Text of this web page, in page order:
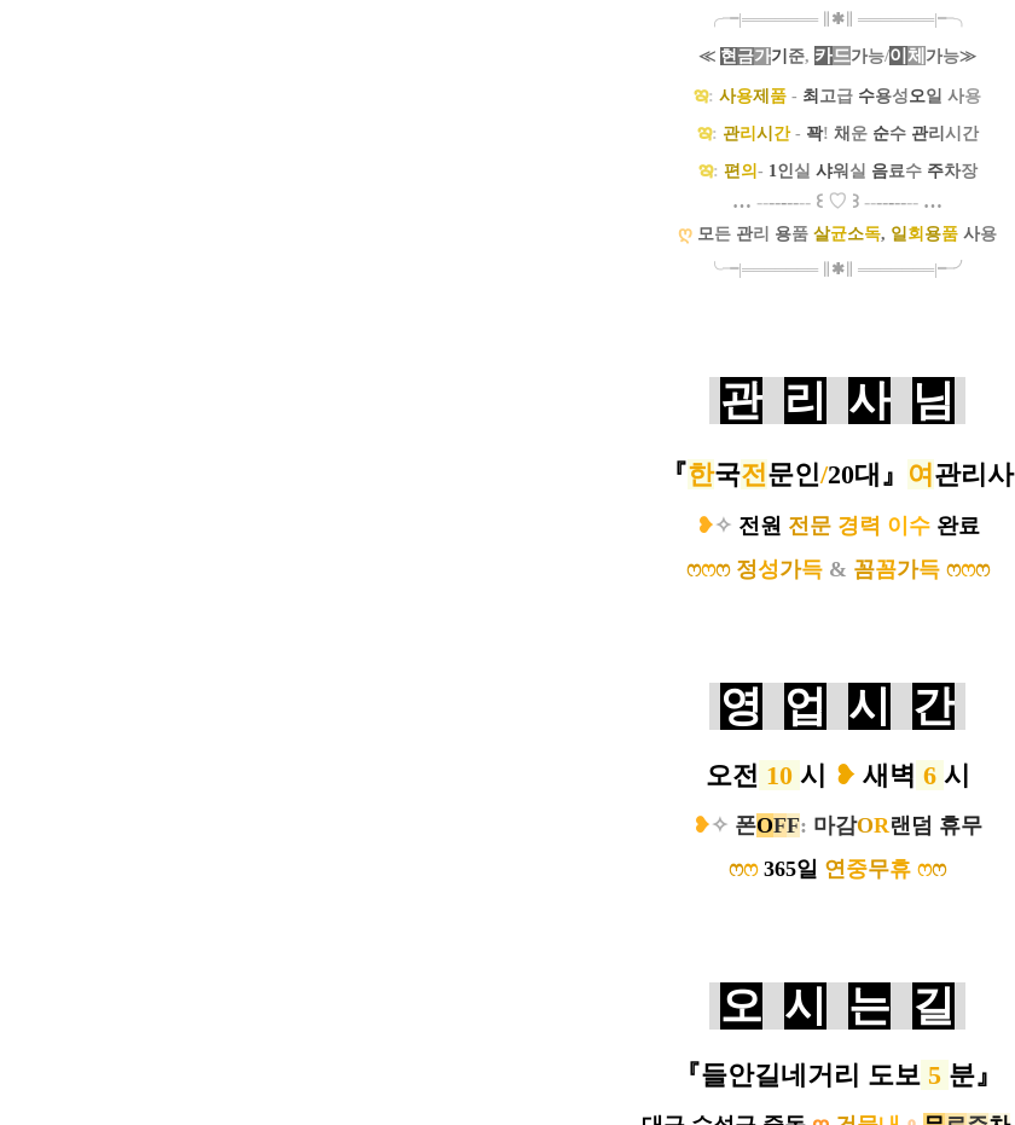
╭╼|═══════ ✱∥ ═══════|╾╮
≪ 현금가기 준, 카드가능/이 체 가능≫
ఇ: 사용제 품 - 최 고급 수용성오일 사용
ఇ: 관리 시 간 - 꽉! 채 운 순수 관리 시간
ఇ: 편의 - 1인실 샤워 실 음료수 주차장
… --------- ꒰ ♡ ꒱ --------- …
ღ 모든 관리 용품 살균소독, 일 회 용품 사용
╰╼|═══════ ✱∥ ═══════|╾╯
관 리 사 님
『한국전문인/20대 』 여 관리사
❥✧ 전원 전문 경력 이수완료
ෆෆෆ 정성가득 & 꼼꼼가득 ෆෆෆ
영 업 시 간
오전 10 시 ❥새벽 6 시
❥✧ 폰OFF: 마감OR랜덤 휴무
ෆෆ365일 연중무휴 ෆෆ
오 시 는 길
『들안길네거리 도보 5 분』